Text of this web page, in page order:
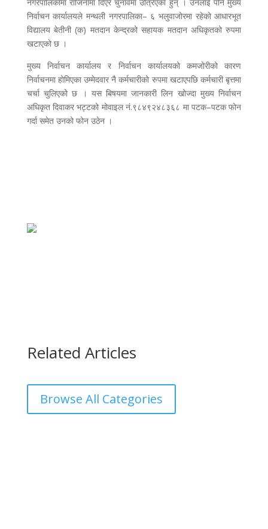
निर्वाचन कार्यालयले मन्थली नगरपालिका– ६ भलुवाजोरमा रहेको आधारभूत
विद्यालय बेतीनी (क) मतदान केन्द्रको सहायक मतदान अधिकृतको रुपमा
खटाएको छ ।
मुख्य निर्वाचन कार्यालय र निर्वाचन कार्यालयको कमजोरीको कारण
निर्वाचनमा होमिएका उम्मेदवार नै कर्मचारीको रुपमा खटाएपछि कर्मचारी बृत्तमा
चर्चा चुलिएको छ । यस बिषयमा जानकारी लिन खोज्दा मुख्य निर्वाचन
अधिकृत दिवाकर भट्टको मोवाइल नं.९८४९२४८३६८ मा पटक–पटक फोन
गर्दा समेत उनको फोन उठेन ।
Related Articles
Browse All Categories